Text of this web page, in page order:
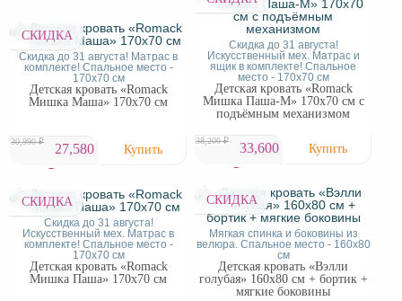
Скидка до 31 августа! Матрас в
комплекте! Спальное место -
170х70 см
СКИДКА
Детская кровать «Romack
Мишка Маша» 170х70 см
30,990 ₽
27,580
₽
Скидка до 31 августа!
Искусственный мех. Матрас и
ящик в комплекте! Спальное
место - 170х70 см
Детская кровать «Romack
Мишка Паша-М» 170х70 см с
подъёмным механизмом
38,200 ₽
33,600
₽
Скидка до 31 августа!
Искусственный мех. Матрас в
комплекте! Спальное место -
170х70 см
СКИДКА
Детская кровать «Romack
Мишка Паша» 170х70 см
Мягкая спинка и боковины из
велюра. Спальное место - 160x80
см
СКИДКА
Детская кровать «Вэлли
голубая» 160х80 см + бортик +
мягкие боковины